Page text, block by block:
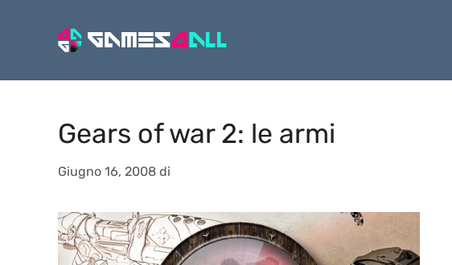
Gears of war 2: le armi
Giugno 16, 2008 di